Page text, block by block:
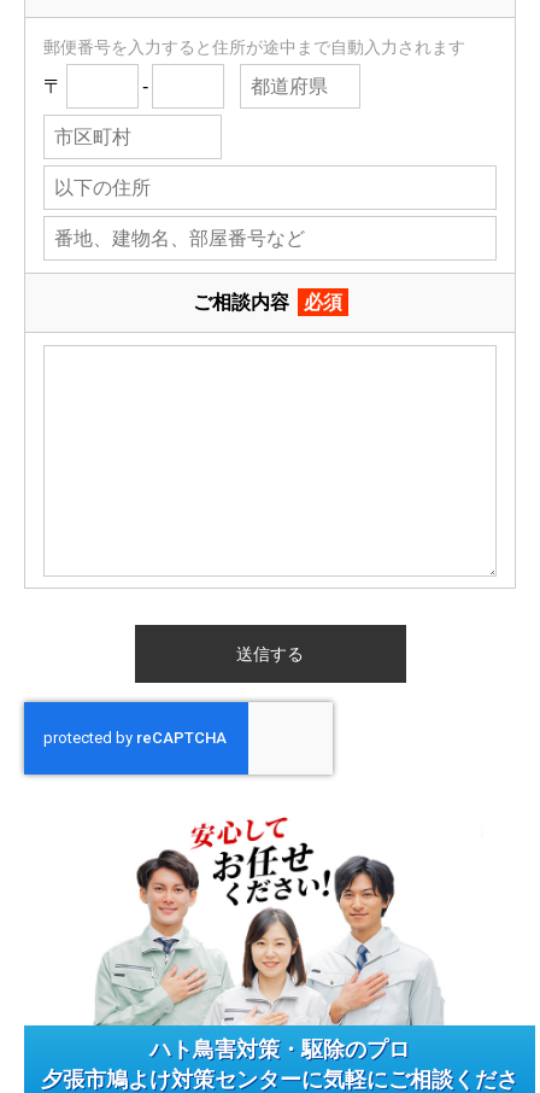
郵便番号を入力すると住所が途中まで自動入力されます
〒 -
ご相談内容 必須
ハト鳥害対策・駆除のプロ
夕張市鳩よけ対策センターに気軽にご相談くださ